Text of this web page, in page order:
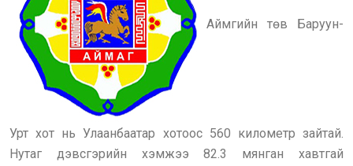
Аймгийн төв Баруун-
Урт хот нь Улаанбаатар хотоос 560 километр зайтай.
Нутаг дэвсгэрийн хэмжээ 82.3 мянган хавтгай